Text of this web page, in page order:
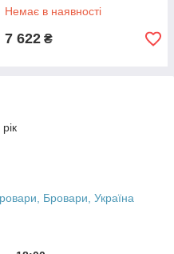
Немає в наявності
7 622 ₴
Бровари, Україна